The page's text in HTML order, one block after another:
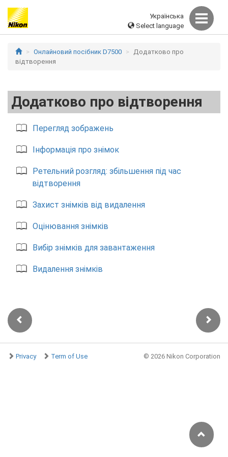
Українська
Select language
Онлайновий посібник D7500
Додатково про
відтворення
Додатково про відтворення
Перегляд зображень
Інформація про знімок
Ретельний розгляд: збільшення під час
відтворення
Захист знімків від видалення
Оцінювання знімків
Вибір знімків для завантаження
Видалення знімків
Privacy Term of Use © 2026 Nikon Corporation